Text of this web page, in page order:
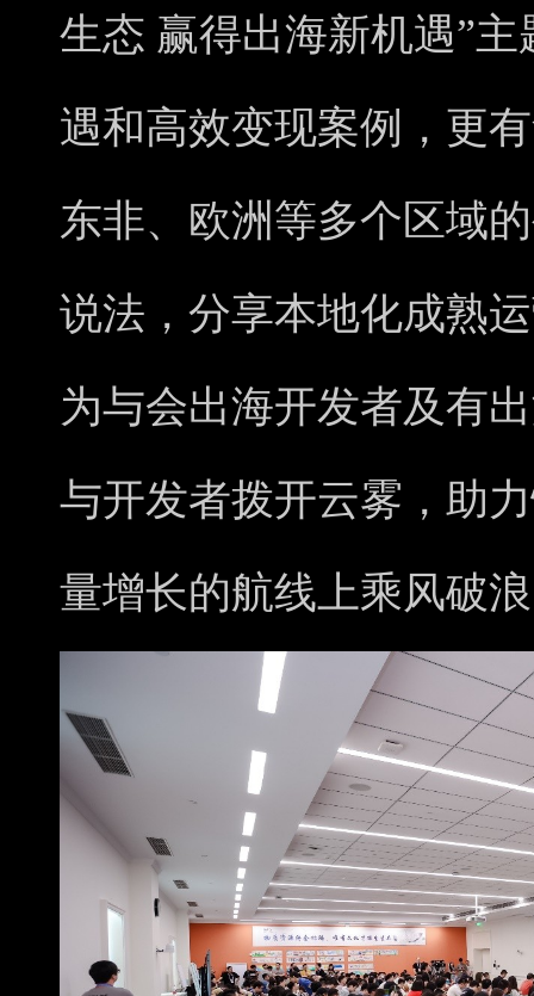
生态 赢得出海新机遇”
遇和高效变现案例，更
东非、欧洲等多个区域
说法，分享本地化成熟
为与会出海开发者及有
与开发者拨开云雾，助
量增长的航线上乘风破